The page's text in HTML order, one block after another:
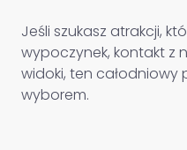
Jeśli szukasz atrakcji,
wypoczynek, kontakt z
widoki, ten całodniowy
wyborem.